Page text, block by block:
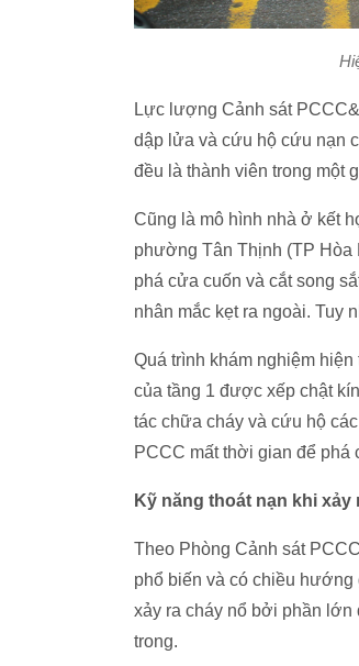
Lực lượng Cảnh sát
dập lửa và cứu hộ cứu nạn
đều là thành viên trong một
Cũng là mô hình nhà ở kết
phường Tân Thịnh (TP
phá cửa cuốn và cắt song
nhân mắc kẹt ra ngoài. Tuy
Quá trình khám nghiệm
của tầng 1 được xếp chật
tác chữa cháy và cứu hộ
PCCC mất thời gian để phá
Kỹ năng thoát nạn khi
Theo Phòng Cảnh sát
phổ biến và có chiều
xảy ra cháy nổ bởi phần lớn
trong.